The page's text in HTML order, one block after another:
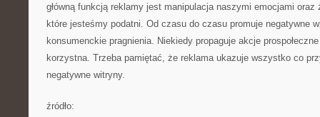
główną funkcją reklamy jest manipulacja naszymi emocjami oraz
które jesteśmy podatni. Od czasu do czasu promuje negatywne
konsumenckie pragnienia. Niekiedy propaguje akcje
korzystna. Trzeba pamiętać, że reklama ukazuje wszystko co
negatywne witryny.
źródło: